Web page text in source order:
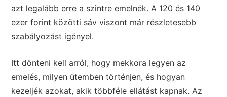
azt legalább erre a szintre emelnék. A 120 és 140
ezer forint közötti sáv viszont már részletesebb
szabályozást igényel.
Itt dönteni kell arról, hogy mekkora legyen az
emelés, milyen ütemben történjen, és hogyan
kezeljék azokat, akik többféle ellátást kapnak. Az